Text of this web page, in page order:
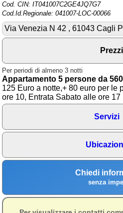
Cod. CIN: IT041007C2GE4JQ7G7
Cod.Id.Regionale: 041007-LOC-00066
Via Venezia N 42 , 61043 Cagli
Prezzi
Per periodi di almeno 3 notti
Appartamento 5 persone da
125 Euro a notte,+ 80 euro per le
ore 10, Entrata Sabato alle ore 17
Servizi
Chiedi
senza
Area riservata
Chi siamo
Blog
➕ Segnala evento
Area riservata
Ambienti